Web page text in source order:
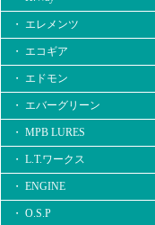
・ エレメンツ
・ エコギア
・ エドモン
・ エバーグリーン
・ MPB LURES
・ L.T.ワークス
・ ENGINE
・ O.S.P